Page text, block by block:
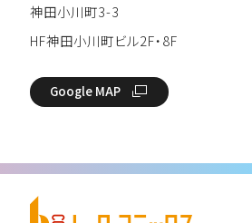
神田小川町3-3
HF神田小川町ビル2F・8F
Google MAP